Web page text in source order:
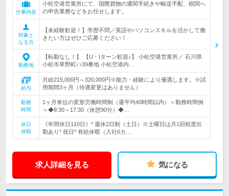
仕事内容
小松空港営業所にて、国際貨物の通関手続きや輸送手配、税関へ
の申告業務などをお任せします。
対象と
なる方
【未経験歓迎！】学歴不問／英語やパソコンスキルを活かして働
きたい方はぜひご応募ください！
勤務地
【転勤なし！】 【U・Iターン歓迎♪】 小松空港営業所／ 石川県
小松市草野町ハ39番地 小松空港内…
給与
月給215,000円～320,000円※能力・経験により優遇します。※試
用期間3ヶ月（待遇変更はありません）
勤務
時間
1ヶ月単位の変形労働時間制（週平均40時間以内）＜勤務時間例
＞◆8:30～17:30（休憩90分）◆…
休日
休暇
《年間休日110日》* 週休2日制（土日）※土曜日は月1回程度出
勤あり* 祝日* 有給休暇（入社6カ…
求人詳細を見る 気になる